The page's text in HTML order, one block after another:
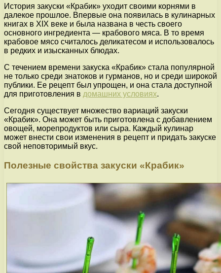
История закуски «Крабик» уходит своими корнями в
далекое прошлое. Впервые она появилась в кулинарных
книгах в XIX веке и была названа в честь своего
основного ингредиента — крабового мяса. В то время
крабовое мясо считалось деликатесом и использовалось
в редких и изысканных блюдах.
С течением времени закуска «Крабик» стала популярной
не только среди знатоков и гурманов, но и среди широкой
публики. Ее рецепт был упрощен, и она стала доступной
для приготовления в домашних условиях.
Сегодня существует множество вариаций закуски
«Крабик». Она может быть приготовлена с добавлением
овощей, морепродуктов или сыра. Каждый кулинар
может внести свои изменения в рецепт и придать закуске
свой неповторимый вкус.
Полезные свойства закуски «Крабик»